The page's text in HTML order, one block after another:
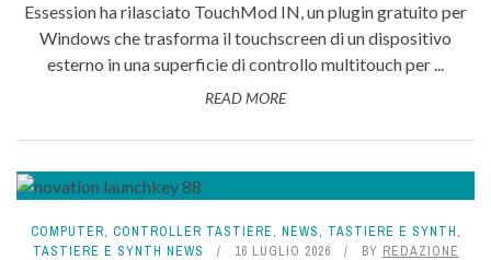
Essession ha rilasciato TouchMod IN, un plugin gratuito per
Windows che trasforma il touchscreen di un dispositivo
esterno in una superficie di controllo multitouch per ...
READ MORE
COMPUTER, CONTROLLER TASTIERE, NEWS, TASTIERE E SYNTH,
TASTIERE E SYNTH NEWS
16 LUGLIO 2026 BY REDAZIONE